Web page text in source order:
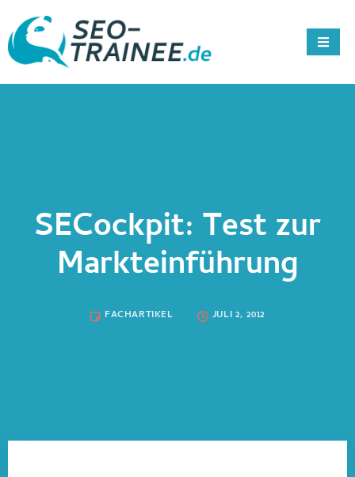
SECockpit: Test zur
Markteinführung
FACHARTIKEL JULI 2, 2012